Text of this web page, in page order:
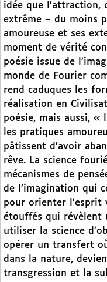
idée que l’attraction,
extrême – du moins
amoureuse et ses
moment de vérité
poésie issue de
monde de Fourier
rend caduques les
réalisation en
poésie, mais aussi, «
les pratiques
pâtissent d’avoir
rêve. La science
mécanismes de
de l’imagination qui
pour orienter l’esprit
étouffés qui révèlent
utiliser la science
opérer un transfert
dans la nature,
transgression et la